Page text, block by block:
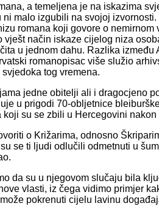
a temeljena je na iskazima
malo izgubili na svojoj
romana koji govore o nemirnom
način iskaze cijelog niza
u jednom dahu. Razlika između
romanopisac više služio
tog vremena.
jedne obitelji ali i dragocjeno
u prigodi 70-obljetnice
su se zbili u Hercegovini
o Križarima, odnosno
se ti ljudi odlučili odmetnuti u
da su u njegovom slučaju bila
vlasti, iz čega vidimo primjer
pokrenuti cijelu lavinu